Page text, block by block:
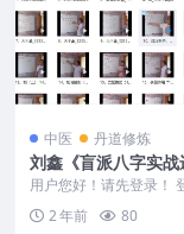
中医 丹道修炼
刘鑫《盲派八字实战
频27集
用户您好！请先登录！
刘鑫《盲派八字实战进
集 24113...
2 年前 80